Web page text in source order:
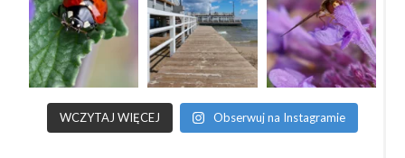
WCZYTAJ WIĘCEJ Obserwuj na Instagramie